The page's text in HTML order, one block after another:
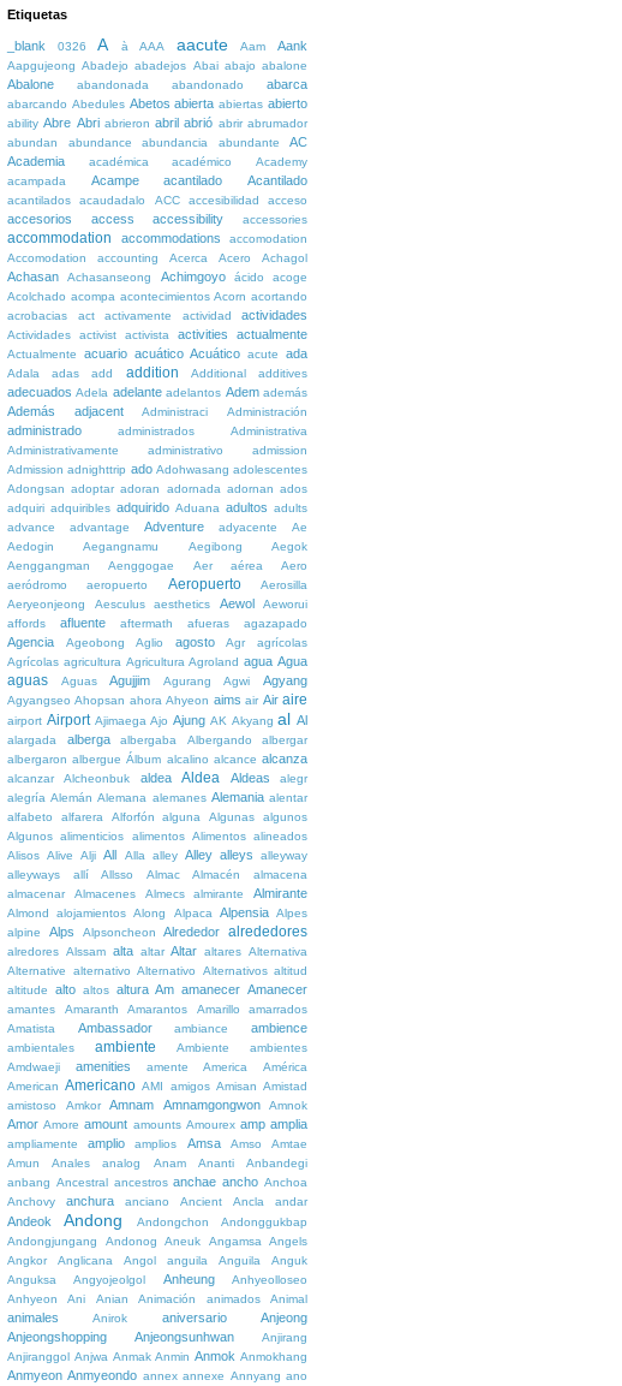
Etiquetas
_blank 0326 A à AAA aacute Aam Aank
Aapgujeong Abadejo abadejos Abai abajo abalone
Abalone abandonada abandonado abarca
abarcando Abedules Abetos abierta abiertas abierto
ability Abre Abri abrieron abril abrió abrir abrumador
abundan
abundance abundancia abundante
AC
Academia
académica académico
Academy
acampada
Acampe acantilado Acantilado
acantilados acaudadalo ACC accesibilidad acceso
accesorios access accessibility accessories
accommodation accommodations
accomodation
Accomodation
accounting Acerca Acero Achagol
Achasan Achasanseong Achimgoyo ácido
acoge
Acolchado acompa acontecimientos Acorn acortando
acrobacias
act activamente actividad actividades
Actividades activist activista activities actualmente
Actualmente acuario acuático Acuático acute ada
Adala adas add addition Additional additives
adecuados Adela adelante adelantos Adem además
Además adjacent Administraci Administración
administrado administrados
Administrativa
Administrativamente
administrativo
admission
Admission adnighttrip ado Adohwasang adolescentes
Adongsan adoptar adoran adornada adornan ados
adquiri adquiribles adquirido Aduana adultos adults
advance
advantage Adventure adyacente
Ae
Aedogin
Aegangnamu Aegibong
Aegok
Aenggangman
Aenggogae Aer aérea
Aero
aeródromo
aeropuerto Aeropuerto
Aerosilla
Aeryeonjeong
Aesculus aesthetics Aewol
Aeworui
affords
afluente aftermath afueras agazapado
Agencia Ageobong Aglio agosto Agr
agrícolas
Agrícolas agricultura Agricultura Agroland agua Agua
aguas Aguas Agujjim Agurang Agwi Agyang
Agyangseo Ahopsan ahora Ahyeon aims air Air aire
airport Airport Ajimaega Ajo Ajung AK Akyang al Al
alargada alberga albergaba Albergando
albergar
albergaron albergue Álbum alcalino alcance alcanza
alcanzar Alcheonbuk aldea Aldea Aldeas
alegr
alegría Alemán Alemana alemanes Alemania alentar
alfabeto
alfarera Alforfón alguna Algunas
algunos
Algunos alimenticios alimentos Alimentos alineados
Alisos Alive Alji All Alla alley Alley alleys
alleyway
alleyways
allí Allsso Almac Almacén
almacena
almacenar
Almacenes Almecs almirante Almirante
Almond alojamientos Along Alpaca Alpensia Alpes
alpine
Alps Alpsoncheon Alrededor alrededores
alredores Alssam alta altar Altar altares Alternativa
Alternative
alternativo Alternativo Alternativos altitud
altitude
alto altos altura Am amanecer Amanecer
amantes Amaranth Amarantos Amarillo
amarrados
Amatista
Ambassador ambiance ambience
ambientales ambiente Ambiente
ambientes
Amdwaeji
amenities amente America
América
American Americano AMI amigos Amisan Amistad
amistoso
Amkor Amnam Amnamgongwon Amnok
Amor Amore amount amounts Amourex amp amplia
ampliamente amplio amplios Amsa Amso
Amtae
Amun
Anales analog Anam Ananti
Anbandegi
anbang Ancestral ancestros anchae ancho Anchoa
Anchovy
anchura anciano Ancient Ancla andar
Andeok Andong Andongchon
Andonggukbap
Andongjungang
Andonog Aneuk Angamsa
Angels
Angkor
Anglicana Angol anguila Anguila
Anguk
Anguksa
Angyojeolgol Anheung
Anhyeolloseo
Anhyeon
Ani Anian Animación animados Animal
animales Anirok aniversario
Anjeong
Anjeongshopping
Anjeongsunhwan
Anjirang
Anjiranggol Anjwa Anmak Anmin Anmok Anmokhang
Anmyeon Anmyeondo annex annexe Annyang ano